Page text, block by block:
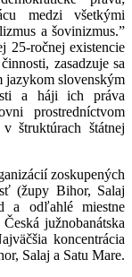
medzi všetkými
a šovinizmus.”
25-ročnej existencie
zasadzuje sa
jazykom slovenským
a háji ich práva
prostredníctvom
štruktúrach štátnej
zoskupených
(župy Bihor, Salaj
a odľahlé miestne
južnobanátska
koncentrácia
Salaj a Satu Mare.